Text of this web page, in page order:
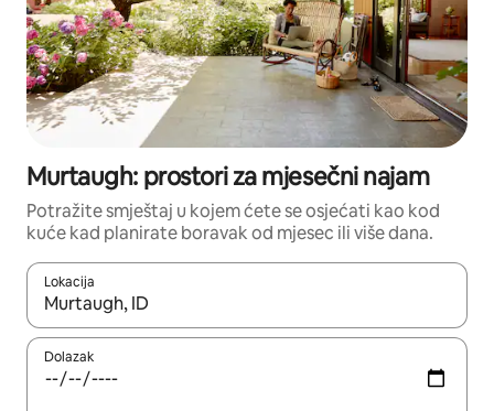
Murtaugh: prostori za mjesečni najam
Potražite smještaj u kojem ćete se osjećati kao kod
kuće kad planirate boravak od mjesec ili više dana.
Lokacija
Kada budu dostupni rezultati, moći ćete ih pregledati
Dolazak